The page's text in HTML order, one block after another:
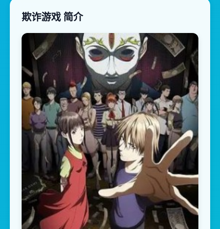
欺诈游戏 简介